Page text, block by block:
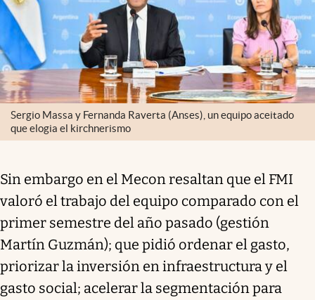
Sergio Massa y Fernanda Raverta (Anses), un equipo aceitado
que elogia el kirchnerismo
Sin embargo en el Mecon resaltan que el FMI
valoró el trabajo del equipo comparado con el
primer semestre del año pasado (gestión
Martín Guzmán); que pidió ordenar el gasto,
priorizar la inversión en infraestructura y el
gasto social; acelerar la segmentación para